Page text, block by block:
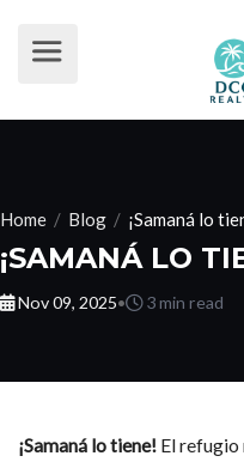
Home / Blog / ¡Samaná lo
¡SAMANÁ LO
Nov 09, 2025• 3 min read
¡Samaná lo tiene! El refugio